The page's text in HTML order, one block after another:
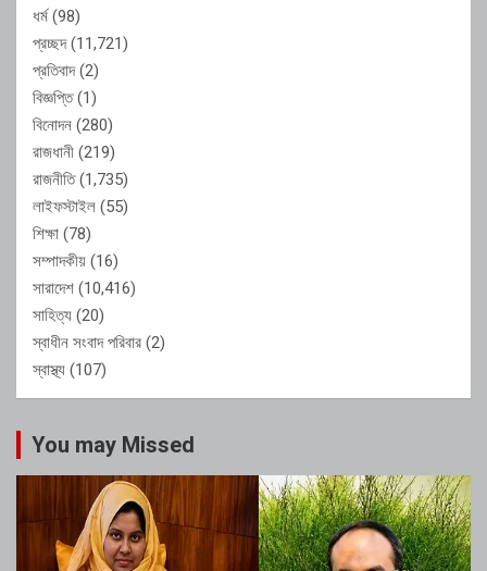
ধর্ম(98)
প্রচ্ছদ(11,721)
প্রতিবাদ(2)
বিজ্ঞপ্তি(1)
বিনোদন (280)
রাজধানী (219)
রাজনীতি(1,735)
লাইফস্টাইল (55)
শিক্ষা (78)
সম্পাদকীয় (16)
সারাদেশ (10,416)
সাহিত্য (20)
স্বাধীন সংবাদ পরিবার (2)
স্বাস্থ্য (107)
You may Missed